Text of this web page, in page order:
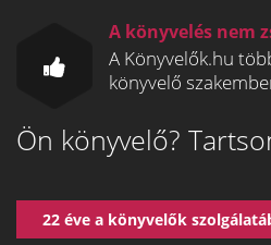
A könyvelés nem
A Könyvelők.hu
könyvelő
Ön könyvelő?
22 éve a könyvelők